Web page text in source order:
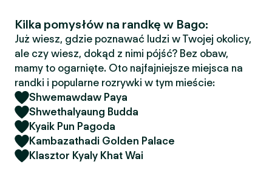
Kilka pomysłów na randkę w Bago:
Już wiesz, gdzie poznawać ludzi w Twojej okolicy,
ale czy wiesz, dokąd z nimi pójść? Bez obaw,
mamy to ogarnięte. Oto najfajniejsze miejsca na
randki i popularne rozrywki w tym mieście:
Shwemawdaw Paya
Shwethalyaung Budda
Kyaik Pun Pagoda
Kambazathadi Golden Palace
Klasztor Kyaly Khat Wai